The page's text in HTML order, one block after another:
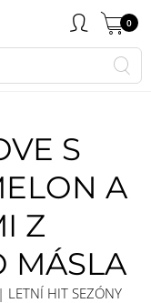
0
S
A
Z
MÁSLA
HIT SEZÓNY